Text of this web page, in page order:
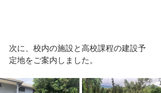
次に、校内の施設と高校課程の建設予
定地をご案内しました。